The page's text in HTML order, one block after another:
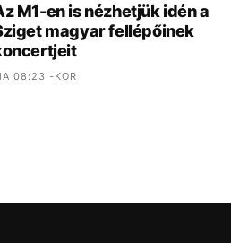
M1-en is nézhetjük idén a
magyar fellépőinek
08:23 -KOR